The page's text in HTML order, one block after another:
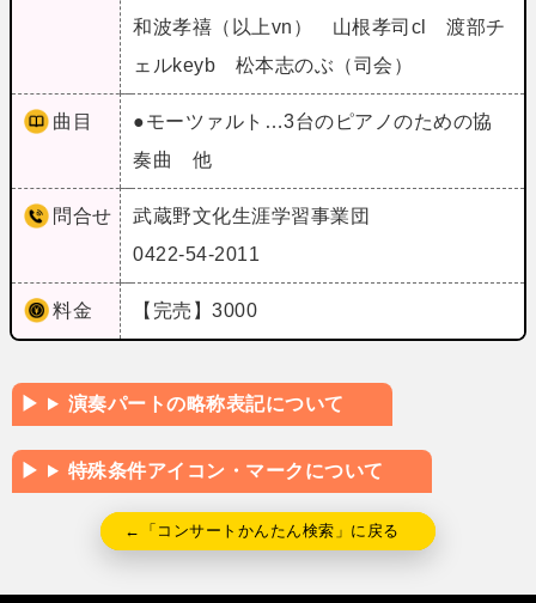
和波孝禧（以上vn） 山根孝司cl 渡部チ
ェルkeyb 松本志のぶ（司会）
曲目
●モーツァルト…3台のピアノのための協
奏曲 他
問合せ
武蔵野文化生涯学習事業団
0422-54-2011
料金 【完売】3000
演奏パートの略称表記について
特殊条件アイコン・マークについて
←「コンサートかんたん検索」に戻る